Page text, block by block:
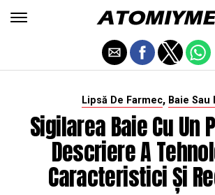
Lipsă De Farmec, Baie Sau
Sigilarea Baie Cu Un
Descriere A
Caracteristici Și